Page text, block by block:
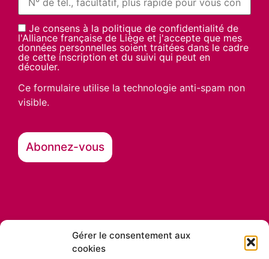
Gérer le consentement aux
cookies
Je consens à la politique de confidentialité de
l'Alliance française de Liège et j'accepte que mes
données personnelles soient traitées dans le cadre
de cette inscription et du suivi qui peut en
découler.
Ce formulaire utilise la technologie anti-spam non
visible.